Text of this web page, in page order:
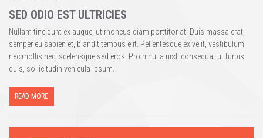
SED ODIO EST ULTRICIES
Nullam tincidunt ex augue, ut rhoncus diam porttitor at. Duis massa erat,
semper eu sapien et, blandit tempus elit. Pellentesque ex velit, vestibulum
nec mollis nec, scelerisque sed eros. Proin nulla nisl, consequat ut turpis
quis, sollicitudin vehicula ipsum.
READ MORE